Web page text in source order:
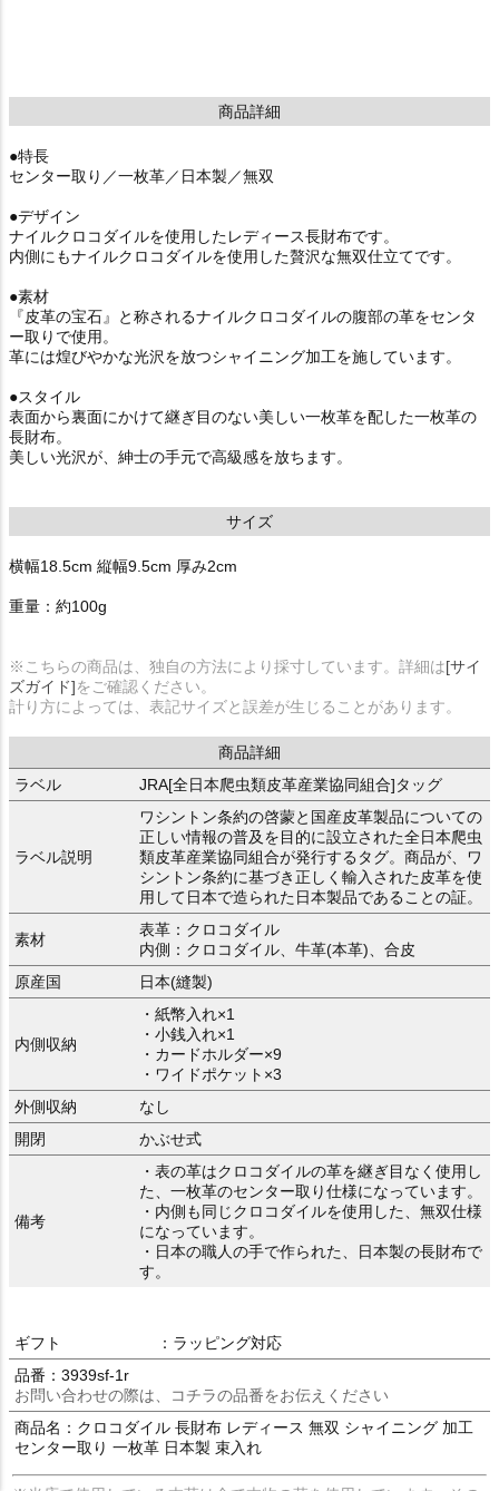
商品詳細
●特長
センター取り／一枚革／日本製／無双
●デザイン
ナイルクロコダイルを使用したレディース長財布です。
内側にもナイルクロコダイルを使用した贅沢な無双仕立てです。
●素材
『皮革の宝石』と称されるナイルクロコダイルの腹部の革をセンタ
ー取りで使用。
革には煌びやかな光沢を放つシャイニング加工を施しています。
●スタイル
表面から裏面にかけて継ぎ目のない美しい一枚革を配した一枚革の
長財布。
美しい光沢が、紳士の手元で高級感を放ちます。
サイズ
横幅18.5cm 縦幅9.5cm 厚み2cm
重量：約100g
※こちらの商品は、独自の方法により採寸しています。詳細は[サイ
ズガイド]をご確認ください。
計り方によっては、表記サイズと誤差が生じることがあります。
商品詳細
ラベル
JRA[全日本爬虫類皮革産業協同組合]タッグ
ラベル説明
ワシントン条約の啓蒙と国産皮革製品についての
正しい情報の普及を目的に設立された全日本爬虫
類皮革産業協同組合が発行するタグ。商品が、ワ
シントン条約に基づき正しく輸入された皮革を使
用して日本で造られた日本製品であることの証。
素材
表革：クロコダイル
内側：クロコダイル、牛革(本革)、合皮
原産国
日本(縫製)
内側収納
・紙幣入れ×1
・小銭入れ×1
・カードホルダー×9
・ワイドポケット×3
外側収納
なし
開閉
かぶせ式
備考
・表の革はクロコダイルの革を継ぎ目なく使用し
た、一枚革のセンター取り仕様になっています。
・内側も同じクロコダイルを使用した、無双仕様
になっています。
・日本の職人の手で作られた、日本製の長財布で
す。
ギフト
：ラッピング対応
品番：3939sf-1r
お問い合わせの際は、コチラの品番をお伝えください
商品名：クロコダイル 長財布 レディース 無双 シャイニング 加工
センター取り 一枚革 日本製 束入れ